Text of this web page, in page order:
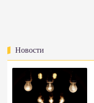
Новости